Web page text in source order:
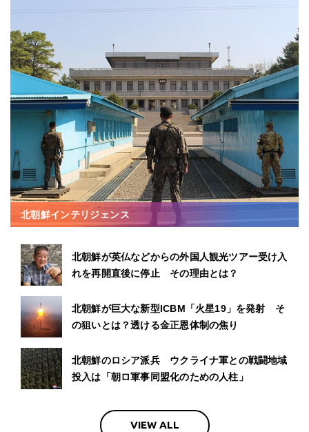
北朝鮮インテリジェンス
北朝鮮が英仏などからの外国人観光ツアー受け入
れを再開直後に停止 その理由とは？
北朝鮮が巨大な新型ICBM「火星19」を発射 そ
の狙いとは？透ける金正恩体制の焦り
北朝鮮のロシア派兵 ウクライナ軍との戦闘地域
投入は「朝ロ軍事同盟化のための人柱」
VIEW ALL